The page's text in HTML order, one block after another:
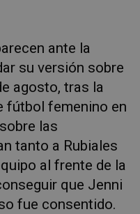
ante la
su versión sobre
agosto, tras la
fútbol femenino en
las
tanto a Rubiales
al frente de la
que Jenni
fue consentido.